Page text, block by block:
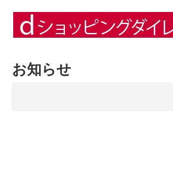
お知らせ